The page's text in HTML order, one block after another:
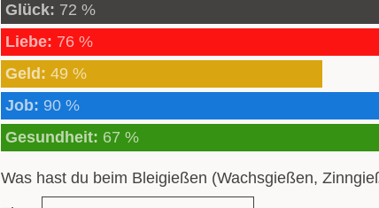
Glück: 72 %
Liebe: 76 %
Geld: 49 %
Job: 90 %
Gesundheit: 67 %
Was hast du beim Bleigießen (Wachsgießen,